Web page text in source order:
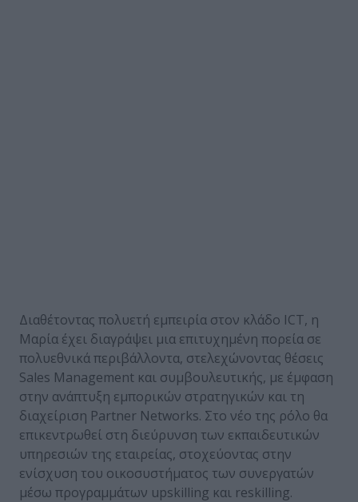
Διαθέτοντας πολυετή εμπειρία στον κλάδο ICT, η
Μαρία έχει διαγράψει μια επιτυχημένη πορεία σε
πολυεθνικά περιβάλλοντα, στελεχώνοντας θέσεις
Sales Management και συμβουλευτικής, με έμφαση
στην ανάπτυξη εμπορικών στρατηγικών και τη
διαχείριση Partner Networks. Στο νέο της ρόλο θα
επικεντρωθεί στη διεύρυνση των εκπαιδευτικών
υπηρεσιών της εταιρείας, στοχεύοντας στην
ενίσχυση του οικοσυστήματος των συνεργατών
μέσω προγραμμάτων upskilling και reskilling.